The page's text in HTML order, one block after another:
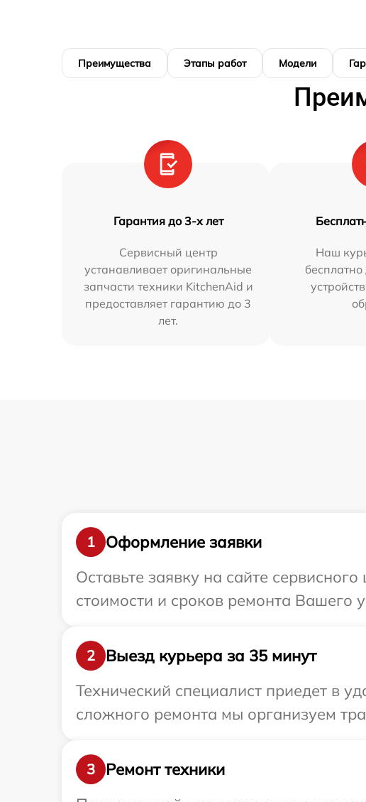
Преимущества Этапы работ Модели
Гарантия до 3-х лет
Сервисный центр
устанавливает оригинальные
запчасти техники KitchenAid и
предоставляет гарантию до 3
лет.
Наш
1
Оформление заявки
Оставьте заявку на сайте
стоимости и сроков ремонта Вашего
2
Выезд курьера за 35 минут
Технический специалист приедет в
сложного ремонта мы организуем
3
Ремонт техники